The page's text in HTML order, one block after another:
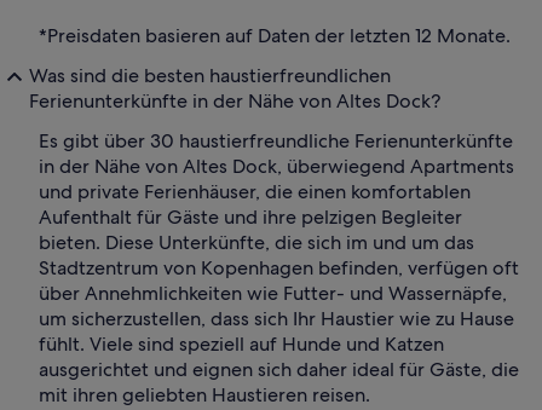
*Preisdaten basieren auf Daten der letzten 12 Monate.
Was sind die besten haustierfreundlichen
Ferienunterkünfte in der Nähe von Altes Dock?
Es gibt über 30 haustierfreundliche Ferienunterkünfte
in der Nähe von Altes Dock, überwiegend Apartments
und private Ferienhäuser, die einen komfortablen
Aufenthalt für Gäste und ihre pelzigen Begleiter
bieten. Diese Unterkünfte, die sich im und um das
Stadtzentrum von Kopenhagen befinden, verfügen oft
über Annehmlichkeiten wie Futter- und Wassernäpfe,
um sicherzustellen, dass sich Ihr Haustier wie zu Hause
fühlt. Viele sind speziell auf Hunde und Katzen
ausgerichtet und eignen sich daher ideal für Gäste, die
mit ihren geliebten Haustieren reisen.